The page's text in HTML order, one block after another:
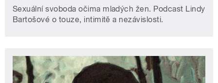
Sexuální svoboda očima mladých žen. Podcast Lindy
Bartošové o touze, intimitě a nezávislosti.